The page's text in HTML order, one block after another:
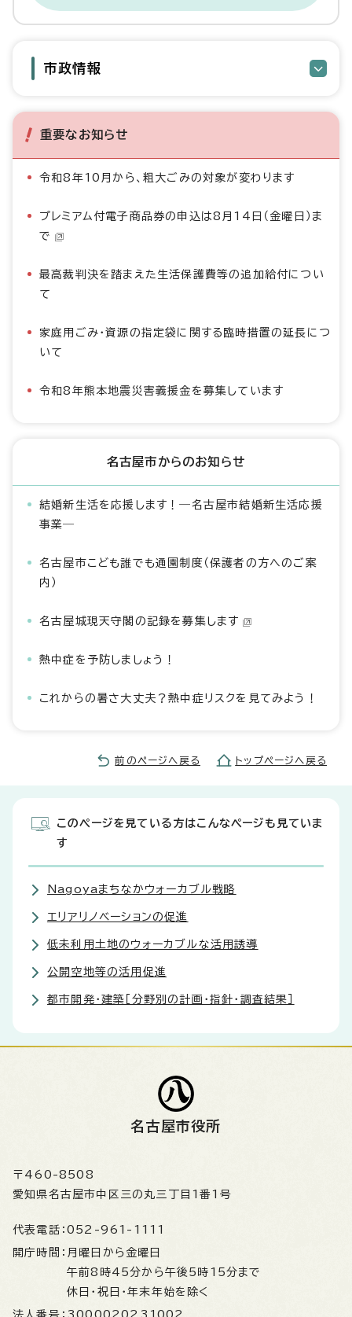
市政情報
重要なお知らせ
令和8年10月から、粗大ごみの対象が変わります
プレミアム付電子商品券の申込は8月14日（金曜日）ま
で
最高裁判決を踏まえた生活保護費等の追加給付につい
て
家庭用ごみ・資源の指定袋に関する臨時措置の延長につ
いて
令和8年熊本地震災害義援金を募集しています
名古屋市からのお知らせ
結婚新生活を応援します！―名古屋市結婚新生活応援
事業―
名古屋市こども誰でも通園制度（保護者の方へのご案
内）
名古屋城現天守閣の記録を募集します
熱中症を予防しましょう！
これからの暑さ大丈夫？熱中症リスクを見てみよう！
前のページへ戻る トップページへ戻る
このページを見ている方はこんなページも見ていま
す
Nagoyaまちなかウォーカブル戦略
エリアリノベーションの促進
低未利用土地のウォーカブルな活用誘導
公開空地等の活用促進
都市開発・建築［分野別の計画・指針・調査結果］
名古屋市役所
〒460-8508
愛知県名古屋市中区三の丸三丁目1番1号
代表電話： 052-961-1111
開庁時間： 月曜日から金曜日
午前8時45分から午後5時15分まで
休日・祝日・年末年始を除く
法人番号： 3000020231002